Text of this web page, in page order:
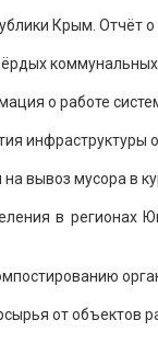
Крым. Отчёт
о работе
инфраструктуры
вывоз мусора в
в регионах
от объектов